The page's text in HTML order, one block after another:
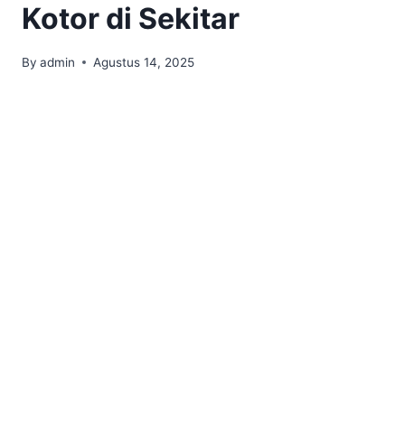
Kotor di Sekitar
By admin Agustus 14, 2025